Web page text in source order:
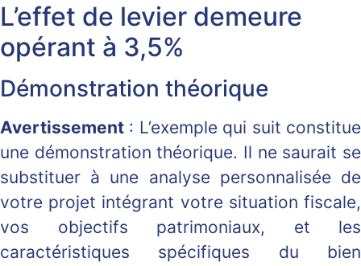
L’effet de levier demeure
opérant à 3,5%
Démonstration théorique
Avertissement : L’exemple qui suit constitue
une démonstration théorique. Il ne saurait se
substituer à une analyse personnalisée de
votre projet intégrant votre situation fiscale,
vos objectifs patrimoniaux, et les
caractéristiques spécifiques du bien